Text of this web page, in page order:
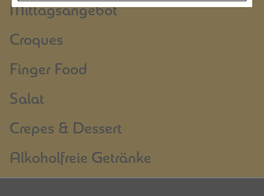
Mittagsangebot
Croques
Finger Food
Salat
Crepes & Dessert
Alkoholfreie Getränke